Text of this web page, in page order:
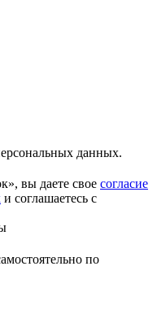
данных.
вы даете свое согласие
и соглашаетесь с
по